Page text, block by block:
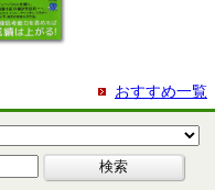
おすすめ一覧